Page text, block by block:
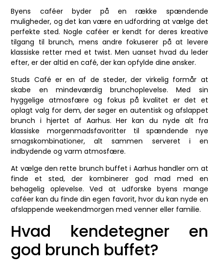
Byens caféer byder på en række spændende
muligheder, og det kan være en udfordring at vælge det
perfekte sted. Nogle caféer er kendt for deres kreative
tilgang til brunch, mens andre fokuserer på at levere
klassiske retter med et twist. Men uanset hvad du leder
efter, er der altid en café, der kan opfylde dine ønsker.
Studs Café er en af de steder, der virkelig formår at
skabe en mindeværdig brunchoplevelse. Med sin
hyggelige atmosfære og fokus på kvalitet er det et
oplagt valg for dem, der søger en autentisk og afslappet
brunch i hjertet af Aarhus. Her kan du nyde alt fra
klassiske morgenmadsfavoritter til spændende nye
smagskombinationer, alt sammen serveret i en
indbydende og varm atmosfære.
At vælge den rette brunch buffet i Aarhus handler om at
finde et sted, der kombinerer god mad med en
behagelig oplevelse. Ved at udforske byens mange
caféer kan du finde din egen favorit, hvor du kan nyde en
afslappende weekendmorgen med venner eller familie.
Hvad kendetegner en
god brunch buffet?